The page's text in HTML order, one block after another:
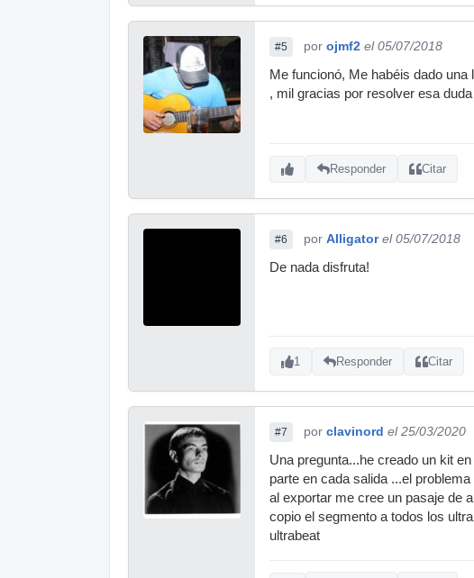
#5 por ojmf2 el 05/07/2018
Me funcionó, Me habéis dado
, mil gracias por resolver esa
Responder Citar
#6 por Alligator el 05/07/2018
De nada disfruta!
1 Responder Citar
#7 por clavinord el 25/03/2020
Una pregunta...he creado un kit
parte en cada salida ...el
al exportar me cree un pasaje de
copio el segmento a todos los
ultrabeat